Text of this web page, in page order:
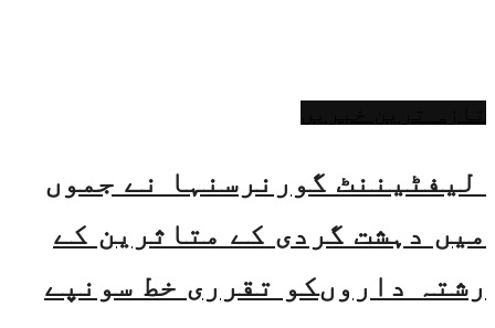
لیفٹیننٹ گورنرسنہا نے جموں
میں دہشت گردی کے متاثرین کے
رشتہ داروںکو تقرری خط سونپے